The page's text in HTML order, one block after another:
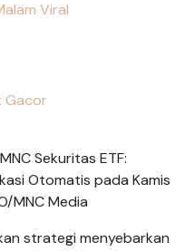
Viral
Gacor
Sekuritas ETF:
Otomatis pada Kamis
MNC Media
strategi menyebarkan